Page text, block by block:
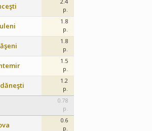
p.
1.8
p.
1.8
p.
1.5
p.
1.2
p.
0.78
p.
0.6
p.